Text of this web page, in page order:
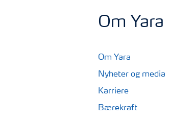
Om Yara
Om Yara
Nyheter og media
Karriere
Bærekraft